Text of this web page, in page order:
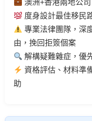
澳洲+香港兩地公
度身設計最佳移民
專業法律團隊，深
由，挽回拒簽個案
解構疑難雜症，優
資格評估、材料準
助